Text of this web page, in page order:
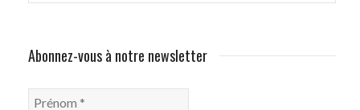
Abonnez-vous à notre newsletter
Prénom